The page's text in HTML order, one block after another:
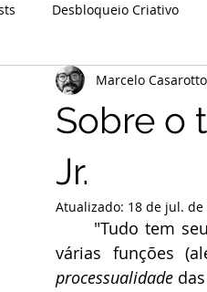
Desbloqueio Criativo
Natureza
Sobre o
Jr.
Marcelo Casarotto
Atualizado: 18 de jul. de
processualidade